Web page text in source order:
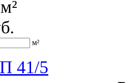
м²
41/5